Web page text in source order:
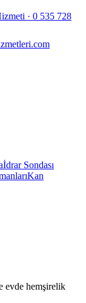
· 0 535 728
İdrar Sondası
Kan
evde hemşirelik